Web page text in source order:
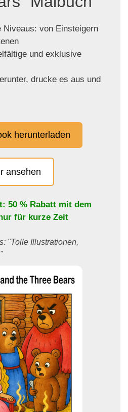
Niveaus: von Einsteigern
und exklusive
drucke es aus und
herunterladen
ansehen
50 % Rabatt mit dem
für kurze Zeit
"Tolle Illustrationen,